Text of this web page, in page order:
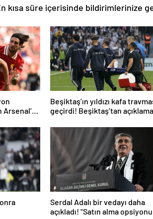
kısa süre içerisinde bildirimlerinize
Arsenal’e
Beşiktaş’ın yıldızı kafa
geçirdi! Beşiktaş’tan açıklama
Serdal Adalı bir vedayı daha
açıkladı! “Satın alma